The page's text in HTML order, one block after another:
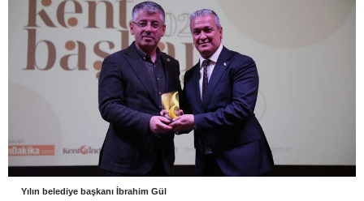
Yılın belediye başkanı İbrahim Gül